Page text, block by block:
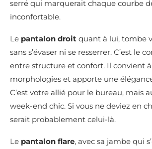
serré qui marquerait chaque courbe
inconfortable.
Le pantalon droit quant à lui, tombe
sans s’évaser ni se resserrer. C’est le
entre structure et confort. Il convient
morphologies et apporte une
C’est votre allié pour le bureau, mais
week-end chic. Si vous ne deviez en
serait probablement celui-là.
Le pantalon flare, avec sa jambe qui